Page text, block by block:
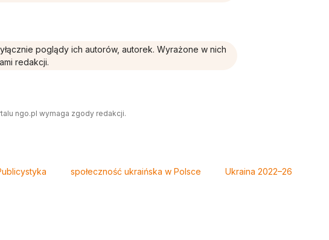
poglądy ich autorów, autorek. Wyrażone w nich
redakcji.
ngo.pl wymaga zgody redakcji.
społeczność ukraińska w Polsce Ukraina 2022–26